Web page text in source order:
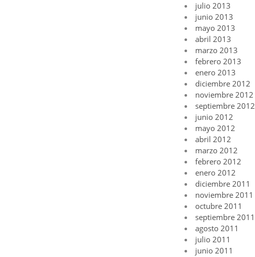
julio 2013
junio 2013
mayo 2013
abril 2013
marzo 2013
febrero 2013
enero 2013
diciembre 2012
noviembre 2012
septiembre 2012
junio 2012
mayo 2012
abril 2012
marzo 2012
febrero 2012
enero 2012
diciembre 2011
noviembre 2011
octubre 2011
septiembre 2011
agosto 2011
julio 2011
junio 2011